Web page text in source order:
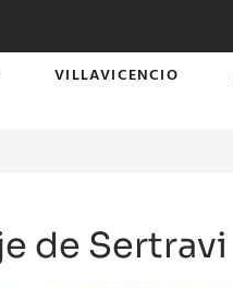
VILLAVICENCIO
de Sertravi